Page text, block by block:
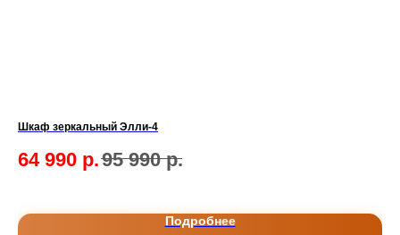
Шкаф зеркальный Элли-4
64 990 р.95 990 р.
Подробнее